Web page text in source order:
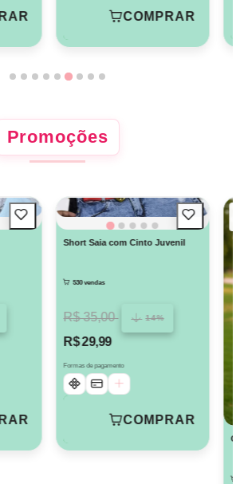
COMPRAR
Promoções
Short Saia com Cinto Juvenil
530 vendas
R$ 35,00 14%
R$ 29,99
Formas de pagamento
COMPRAR